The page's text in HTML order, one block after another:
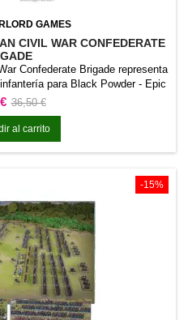
GAMES
CIVIL WAR CONFEDERATE
Confederate Brigade representa
para Black Powder - Epic
permite incorporar esta
claramente dentro de la
unidades de línea, reforzar
existente...
Precio
base
36,50 €
al carrito
-15%